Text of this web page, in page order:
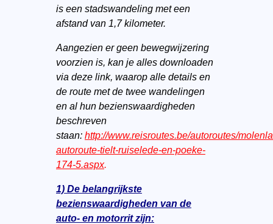
is een stadswandeling met een
afstand van 1,7 kilometer.
Aangezien er geen bewegwijzering
voorzien is, kan je alles downloaden
via deze link, waarop alle details en
de route met de twee wandelingen
en al hun bezienswaardigheden
beschreven
staan: http://www.reisroutes.be/autoroutes/
autoroute-tielt-ruiselede-en-poeke-
174-5.aspx.
1) De belangrijkste
bezienswaardigheden van de
auto- en motorrit zijn: